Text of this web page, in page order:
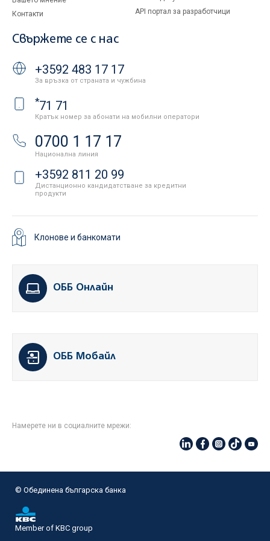
Контакти
API портал за разработчици
Свържете се с нас
+3592 483 17 17
За връзка от страната и чужбина
*71 71
Кратък номер за абонати на мобилни оператори
0700 1 17 17
Национална линия
+3592 811 20 99
Дистанционно кандидатстване за кредитни
продукти
Клонове и банкомати
ОББ Онлайн
ОББ Мобайл
Намерете ни в социалните мрежи:
© Oбединена българска банка
Member of KBC group